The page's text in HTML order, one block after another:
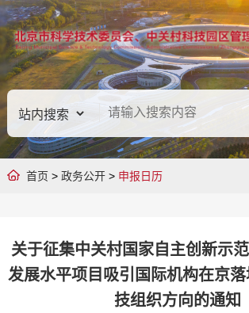
首页 > 政务公开> 申报日历
关于征集中关村国家自主创新示
发展水平项目吸引国际机构在京
技组织方向的通知